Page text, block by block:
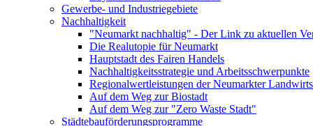
Gewerbe- und Industriegebiete
Nachhaltigkeit
"Neumarkt nachhaltig" - Der Link zu aktuellen
Die Realutopie für Neumarkt
Hauptstadt des Fairen Handels
Nachhaltigkeitsstrategie und Arbeitsschwerpunkte
Regionalwertleistungen der Neumarkter
Auf dem Weg zur Biostadt
Auf dem Weg zur "Zero Waste Stadt"
Städtebauförderungsprogramme